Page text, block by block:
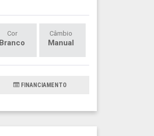
Cor
Branco
Câmbio
Manual
FINANCIAMENTO